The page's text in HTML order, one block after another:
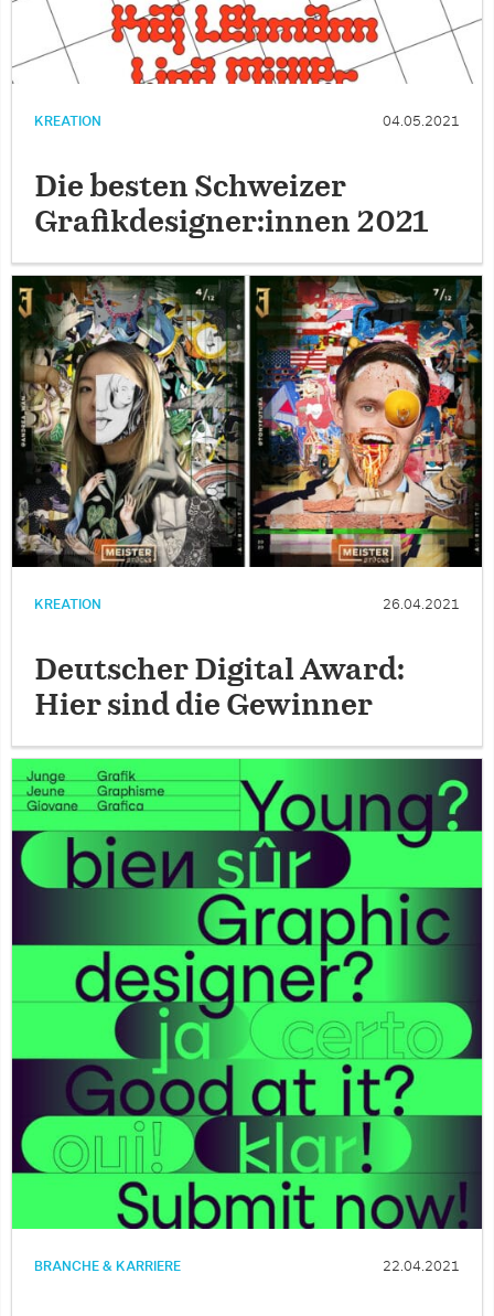
KREATION 04.05.2021
Die besten Schweizer
Grafikdesigner:innen 2021
KREATION 26.04.2021
Deutscher Digital Award:
Hier sind die Gewinner
BRANCHE & KARRIERE 22.04.2021